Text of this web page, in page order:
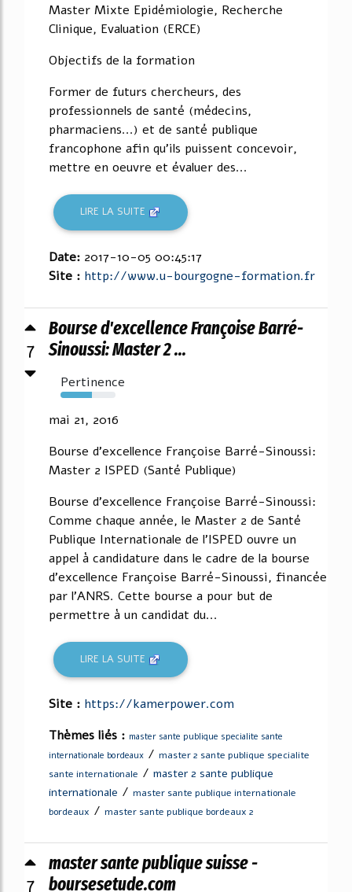
Master Mixte Epidémiologie, Recherche
Clinique, Evaluation (ERCE)
Objectifs de la formation
Former de futurs chercheurs, des
professionnels de santé (médecins,
pharmaciens...) et de santé publique
francophone afin qu'ils puissent concevoir,
mettre en oeuvre et évaluer des...
LIRE LA SUITE
Date: 2017-10-05 00:45:17
Site : http://www.u-bourgogne-formation.fr
7
Bourse d'excellence Françoise Barré-
Sinoussi: Master 2 ...
Pertinence
57%
mai 21, 2016
Bourse d'excellence Françoise Barré-Sinoussi:
Master 2 ISPED (Santé Publique)
Bourse d'excellence Françoise Barré-Sinoussi:
Comme chaque année, le Master 2 de Santé
Publique Internationale de l'ISPED ouvre un
appel à candidature dans le cadre de la bourse
d'excellence Françoise Barré-Sinoussi, financée
par l'ANRS. Cette bourse a pour but de
permettre à un candidat du...
LIRE LA SUITE
Site : https://kamerpower.com
Thèmes liés : master sante publique specialite sante
internationale bordeaux / master 2 sante publique specialite
sante internationale / master 2 sante publique
internationale / master sante publique internationale
bordeaux / master sante publique bordeaux 2
7
master sante publique suisse -
boursesetude.com